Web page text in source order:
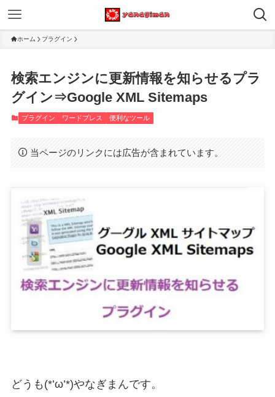
ホーム プラグイン
検索エンジンに更新情報を知らせるプラ
グイン⇒Google XML Sitemaps
プラグイン ワードプレス 便利なツール
当ページのリンクには広告が含まれています。
どうも(*’ω’*)やなぎまんです。